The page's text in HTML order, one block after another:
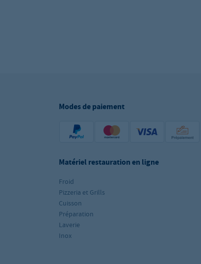
Modes de paiement
Matériel restauration en ligne
Froid
Pizzeria et Grills
Cuisson
Préparation
Laverie
Inox